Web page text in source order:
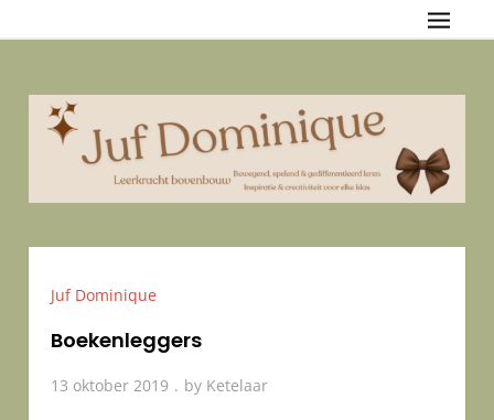
to
{Bewegend, spelend & gedifferentieerd leren — Inspiratie &
Juf Dominique
Boekenleggers
13 oktober 2019 by Ketelaar